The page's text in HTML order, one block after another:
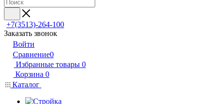
+7(3513)-264-100
Заказать звонок
Войти
Сравнение0
Избранные товары 0
Корзина 0
Каталог